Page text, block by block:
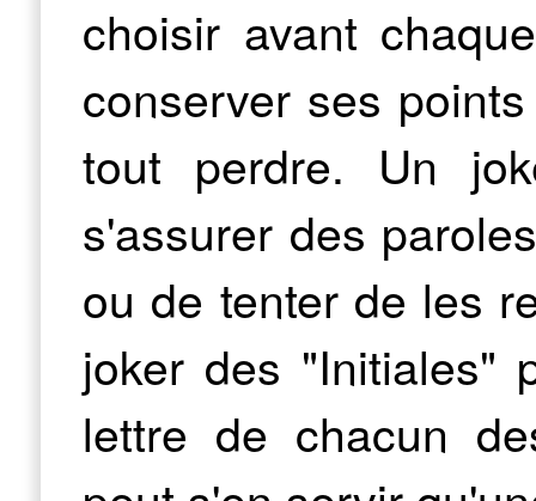
choisir avant
conserver ses
tout perdre. Un
s'assurer des
ou de tenter de les
joker des "Initiales"
lettre de chacun